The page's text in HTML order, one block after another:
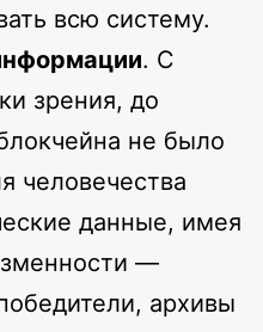
всю систему.
. С
зрения, до
не было
человечества
данные, имея
—
архивы